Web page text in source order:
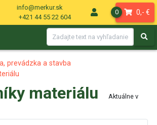
info@merkur.sk
+421 44 55 22 604
0 0,- €
prevádzka a stavba
materiálu Aktuálne v